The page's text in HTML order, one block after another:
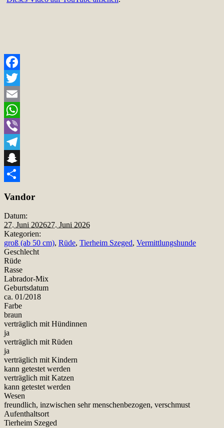
Facebook
Twitter
Email
WhatsApp
Viber
Telegram
Snapchat
Vandor
Datum:
27. Juni 202627. Juni 2026
Kategorien:
groß (ab 50 cm), Rüde, Tierheim Szeged, Vermittlungshunde
Geschlecht
Rüde
Rasse
Labrador-Mix
Geburtsdatum
ca. 01/2018
Farbe
braun
verträglich mit Hündinnen
ja
verträglich mit Rüden
ja
verträglich mit Kindern
kann getestet werden
verträglich mit Katzen
kann getestet werden
Wesen
freundlich, inzwischen sehr menschenbezogen, verschmust
Aufenthaltsort
Tierheim Szeged